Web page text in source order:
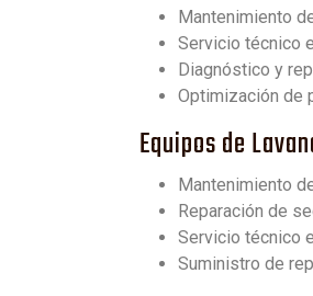
Mantenimiento
Servicio técnico
Diagnóstico y
Optimización de
Equipos de
Mantenimiento
Reparación de
Servicio técnico
Suministro de